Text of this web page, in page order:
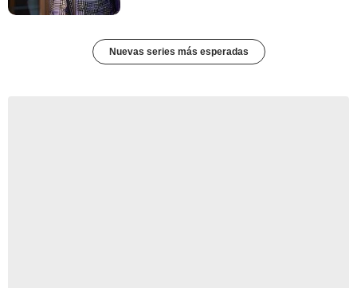
Nuevas series más esperadas